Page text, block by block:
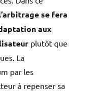
se fera
aux
plutôt que
La
par les
à repenser sa